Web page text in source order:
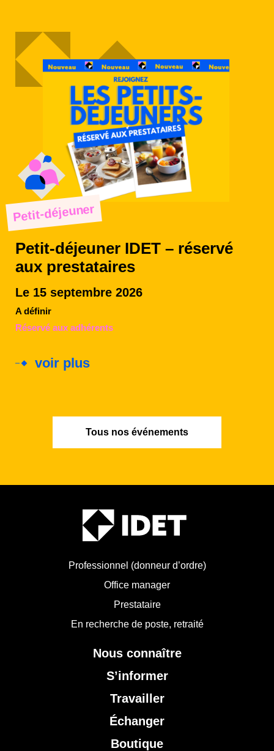
Petit-déjeuner
Petit-déjeuner IDET – réservé
aux prestataires
Le 15 septembre 2026
A définir
Réservé aux adhérents
voir plus
Tous nos événements
Professionnel (donneur d’ordre)
Office manager
Prestataire
En recherche de poste, retraité
Nous connaître
S’informer
Travailler
Échanger
Boutique